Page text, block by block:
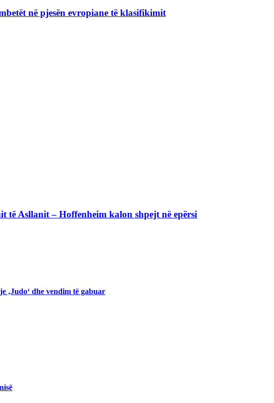
në pjesën evropiane të klasifikimit
të Asllanit – Hoffenheim kalon shpejt në epërsi
‚Judo‘ dhe vendim të gabuar